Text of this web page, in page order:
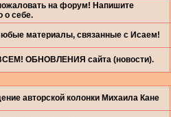
на форум! Напишите
о себе.
материалы, связанные с Исаем!
ОБНОВЛЕНИЯ сайта (новости).
авторской колонки Михаила Кане